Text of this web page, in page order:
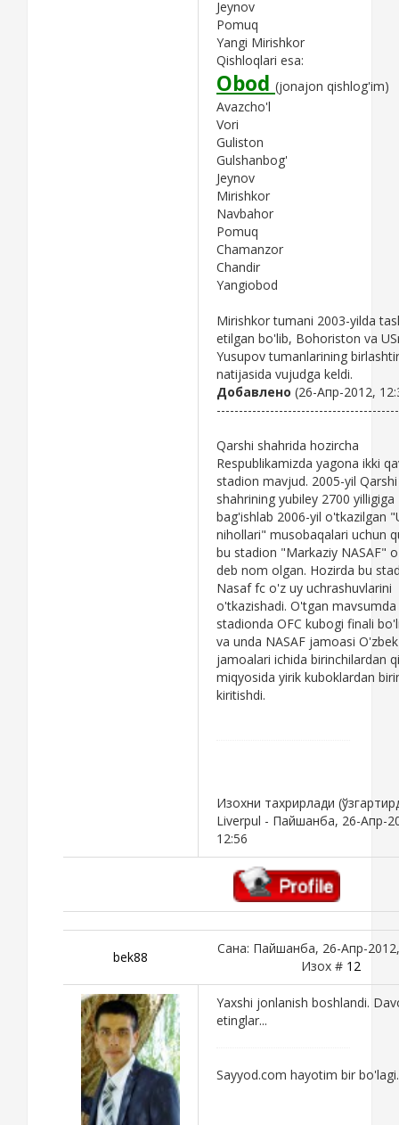
Jeynov
Pomuq
Yangi Mirishkor
Qishloqlari esa:
Obod (jonajon qishlog'im)
Avazcho'l
Vori
Guliston
Gulshanbog'
Jeynov
Mirishkor
Navbahor
Pomuq
Chamanzor
Chandir
Yangiobod
Mirishkor tumani 2003-yilda
etilgan bo'lib, Bohoriston va
Yusupov tumanlarining
natijasida vujudga keldi.
Добавлено (26-Апр-2012,
Qarshi shahrida hozircha
Respublikamizda yagona ikki
stadion mavjud. 2005-yil Qarshi
shahrining yubiley 2700 yilligiga
bag'ishlab 2006-yil o'tkazilgan
nihollari" musobaqalari uchun
bu stadion "Markaziy NASAF"
deb nom olgan. Hozirda bu
Nasaf fc o'z uy uchrashuvlarini
o'tkazishadi. O'tgan
stadionda OFC kubogi finali
va unda NASAF jamoasi O'zbek
jamoalari ichida birinchilardan
miqyosida yirik kuboklardan
kiritishdi.
Изохни тахрирлади
Liverpul - Пайшанба, 26-Апр-
12:56
bek88
Сана: Пайшанба, 26-Апр-
Изох # 12
Yaxshi jonlanish boshlandi.
etinglar...
Sayyod.com hayotim bir bo'lagi.